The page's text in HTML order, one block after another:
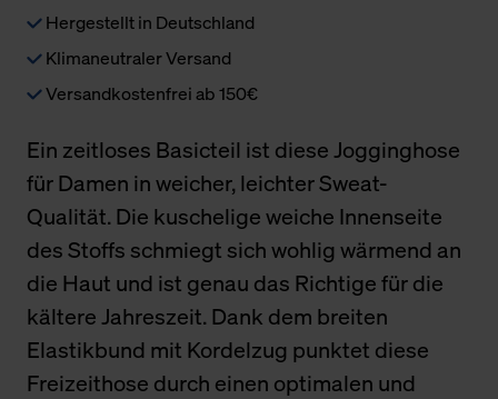
Hergestellt in Deutschland
Klimaneutraler Versand
Versandkostenfrei ab 150€
Ein zeitloses Basicteil ist diese Jogginghose
für Damen in weicher, leichter Sweat-
Qualität. Die kuschelige weiche Innenseite
des Stoffs schmiegt sich wohlig wärmend an
die Haut und ist genau das Richtige für die
kältere Jahreszeit. Dank dem breiten
Elastikbund mit Kordelzug punktet diese
Freizeithose durch einen optimalen und